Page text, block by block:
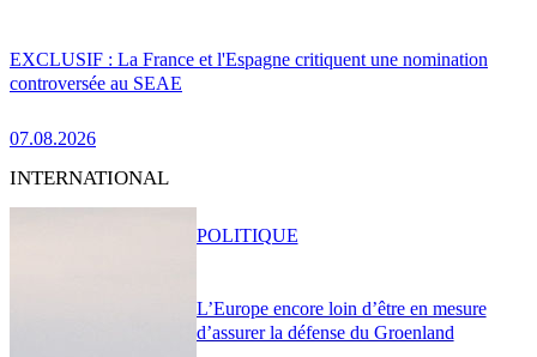
EXCLUSIF : La France et l'Espagne critiquent une nomination
controversée au SEAE
07.08.2026
INTERNATIONAL
L’Europe encore loin d’être en mesure
d’assurer la défense du Groenland
POLITIQUE